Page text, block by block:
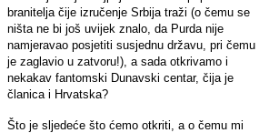
branitelja čije izručenje Srbija traži (o čemu se
ništa ne bi još uvijek znalo, da Purda nije
namjeravao posjetiti susjednu državu, pri čemu
je zaglavio u zatvoru!), a sada otkrivamo i
nekakav fantomski Dunavski centar, čija je
članica i Hrvatska?
Što je sljedeće što ćemo otkriti, a o čemu mi